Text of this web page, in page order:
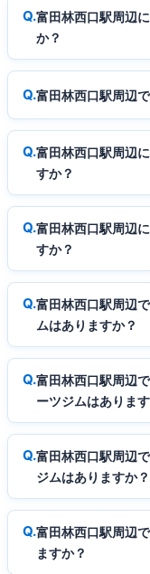
富田林西口駅周辺
か？
富田林西口駅周辺
富田林西口駅周辺
すか？
富田林西口駅周辺
すか？
富田林西口駅周辺
ムはありますか？
富田林西口駅周辺
ーツジムはありま
富田林西口駅周辺
ジムはありますか？
富田林西口駅周辺
ますか？